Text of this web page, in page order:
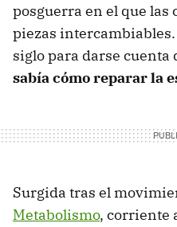
posguerra en el que
piezas
siglo para darse cuenta
sabía cómo reparar la
Surgida tras el
Metabolismo, corriente